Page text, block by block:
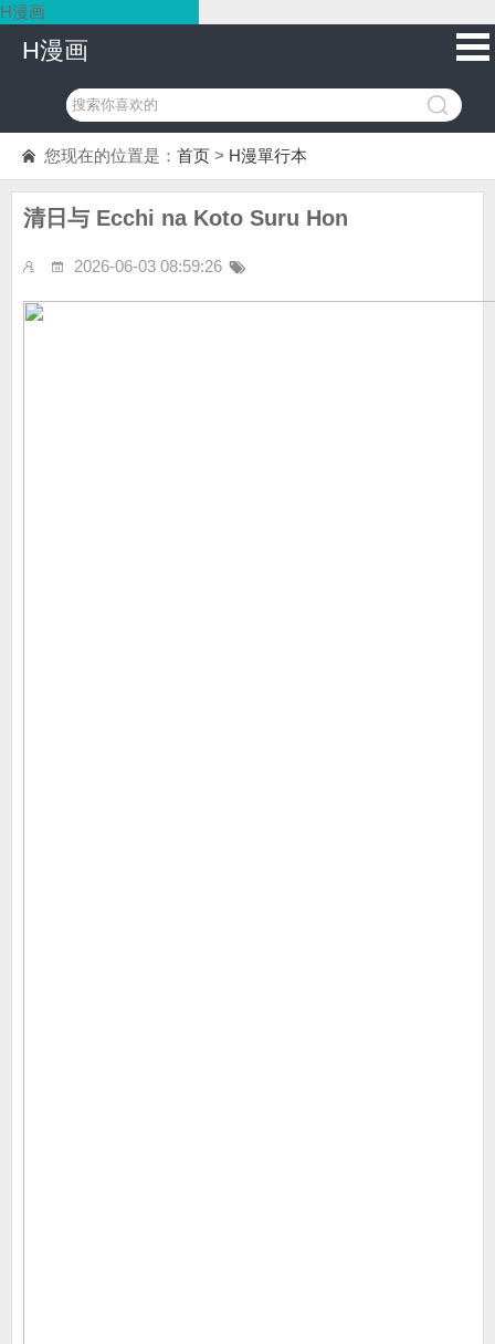
H漫画
H漫画
您现在的位置是： 首页 > H漫單行本
清日与 Ecchi na Koto Suru Hon
2026-06-03 08:59:26